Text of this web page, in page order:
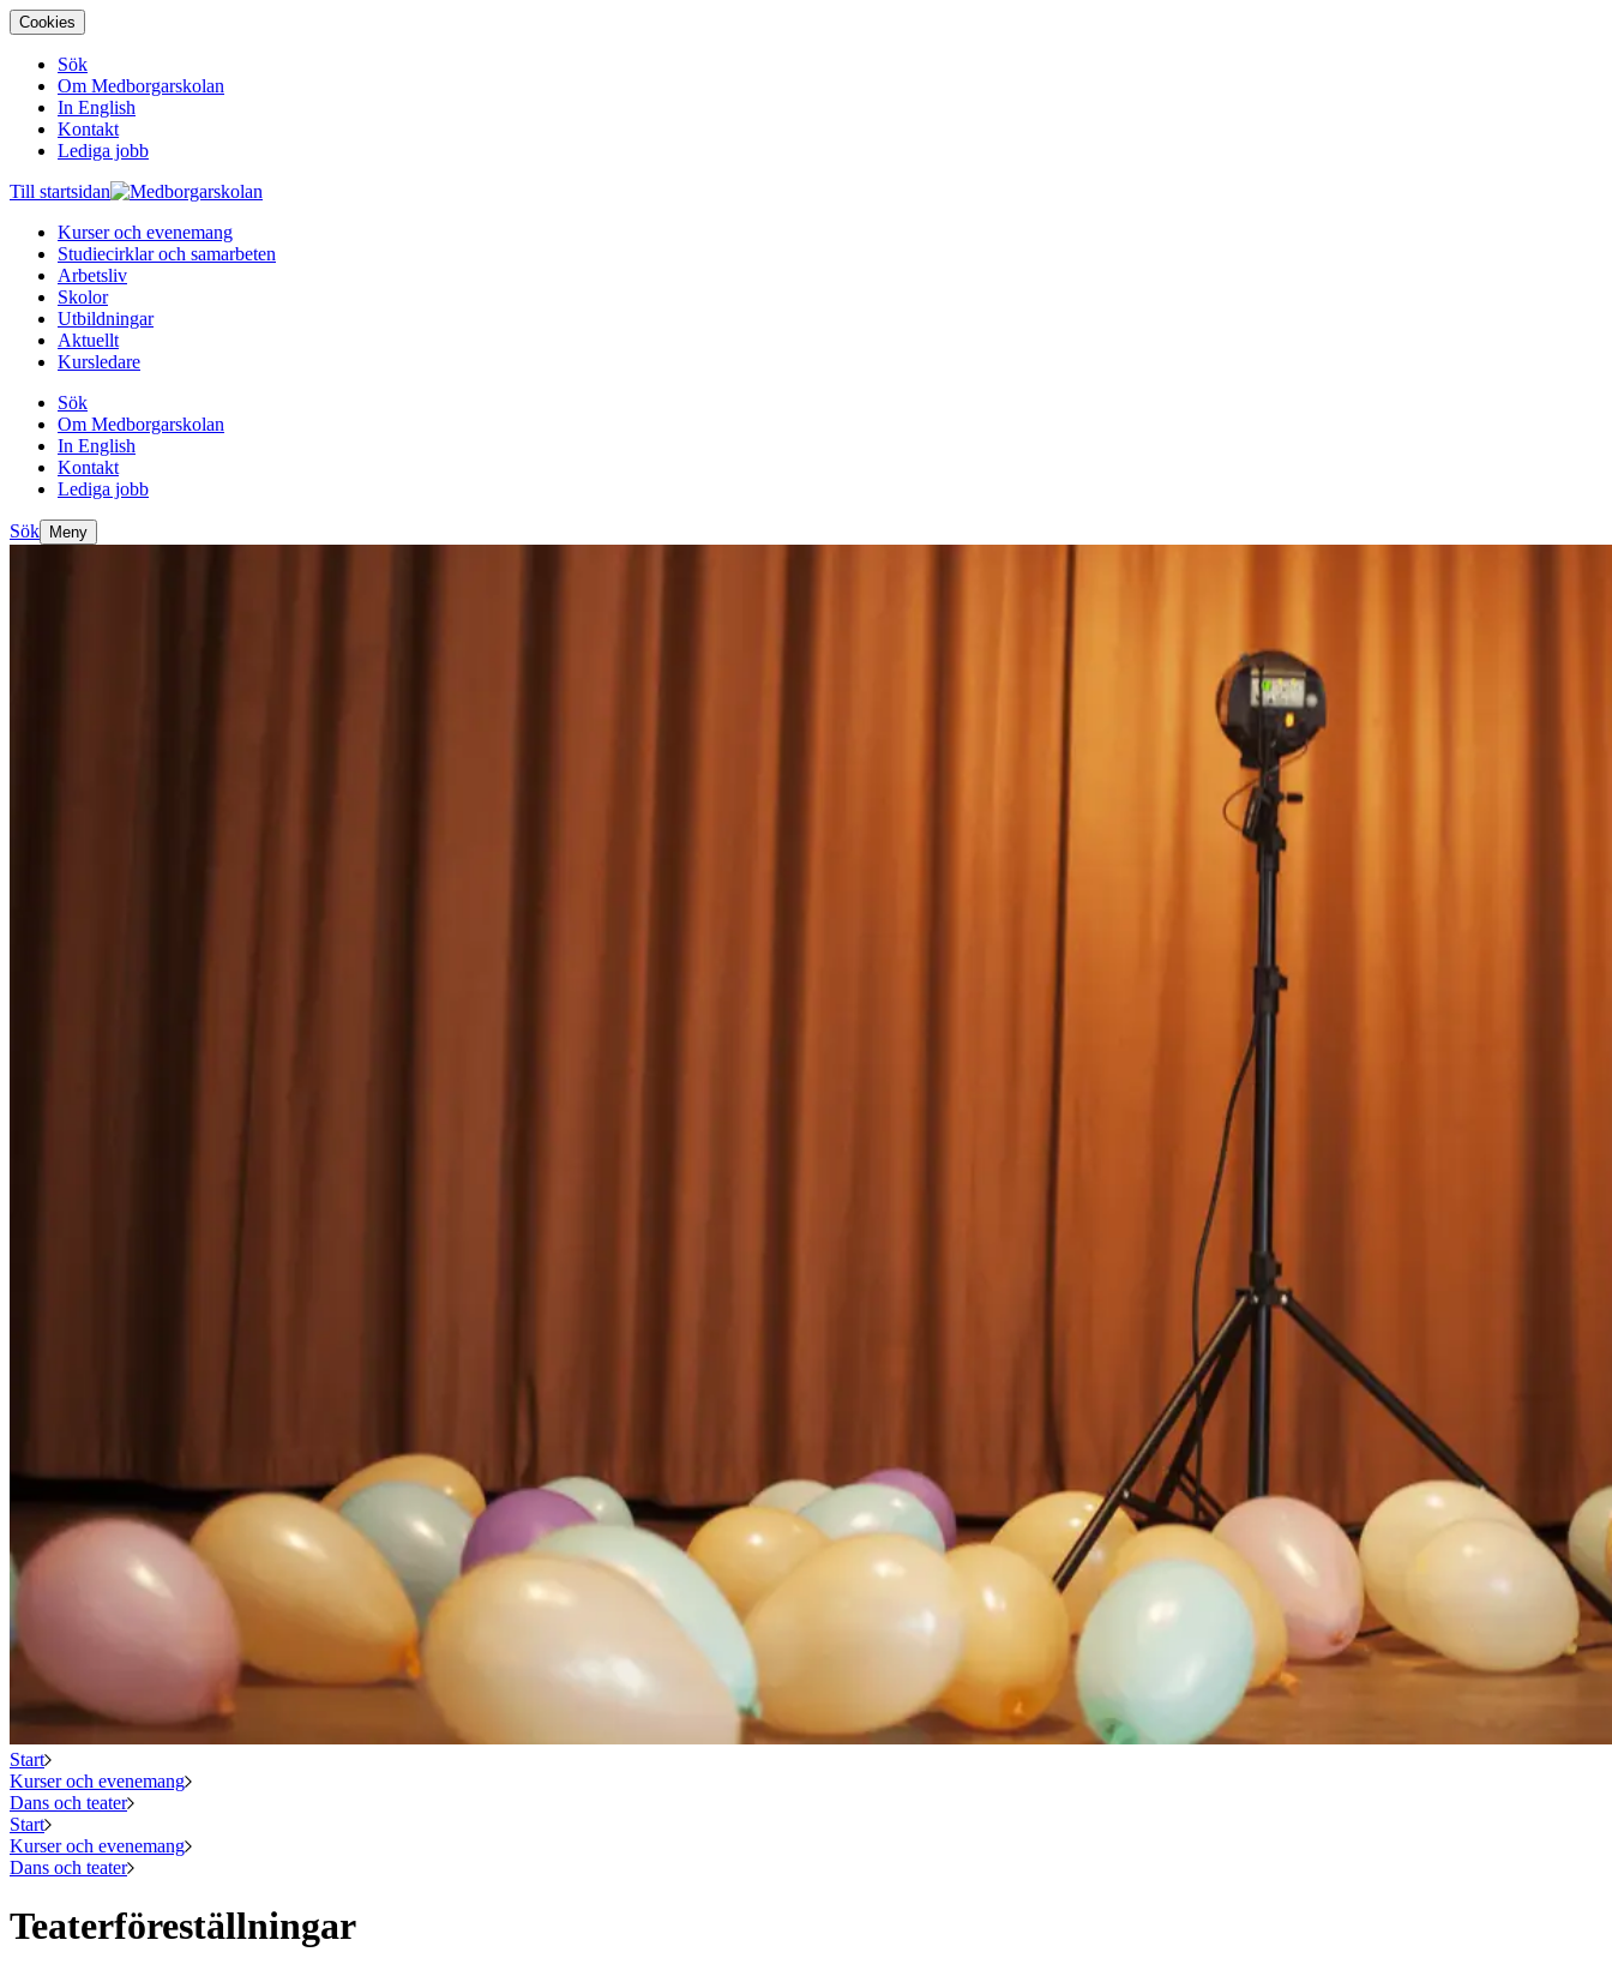
Cookies
Sök
Om Medborgarskolan
In English
Kontakt
Lediga jobb
Till startsidan
Kurser och evenemang
Studiecirklar och samarbeten
Arbetsliv
Skolor
Utbildningar
Aktuellt
Kursledare
Sök
Om Medborgarskolan
In English
Kontakt
Lediga jobb
Sök Meny
Start
Kurser och evenemang
Dans och teater
Start
Kurser och evenemang
Dans och teater
Teaterföreställningar